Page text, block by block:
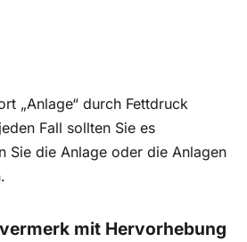
„Anlage“ durch Fettdruck
Fall sollten Sie es
Sie die Anlage oder die Anlagen
mit Hervorhebung